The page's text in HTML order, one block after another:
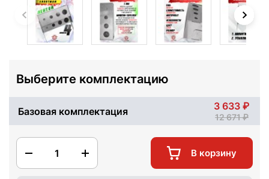
Выберите комплектацию
Базовая комплектация 3 633
12 671
1 В корзину